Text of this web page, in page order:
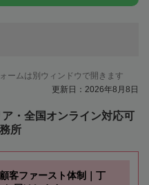
ームは別ウィンドウで開きます
更新日：2026年8月8日
・全国オンライン対応可
所
客ファースト体制｜丁